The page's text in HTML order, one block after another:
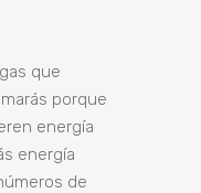
que
porque
energía
energía
de